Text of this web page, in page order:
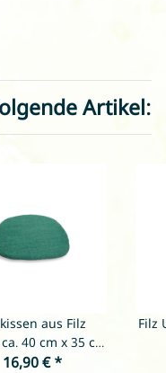
Artikel:
aus Filz
40 cm x 35 cm
Grün
16,90 €*
Filz